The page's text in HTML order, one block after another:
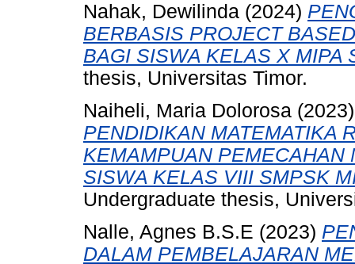
Nahak, Dewilinda (2024)
BERBASIS PROJECT
BAGI SISWA KELAS X MIPA
thesis, Universitas Timor.
Naiheli, Maria Dolorosa
PENDIDIKAN MATEMATIKA
KEMAMPUAN PEMECAHAN
SISWA KELAS VIII SMPSK
Undergraduate thesis,
Nalle, Agnes B.S.E (2023)
DALAM PEMBELAJARAN